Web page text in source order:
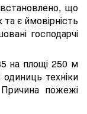
що
є ймовірність
господарчі
на площі 250 м
техніки
пожежі